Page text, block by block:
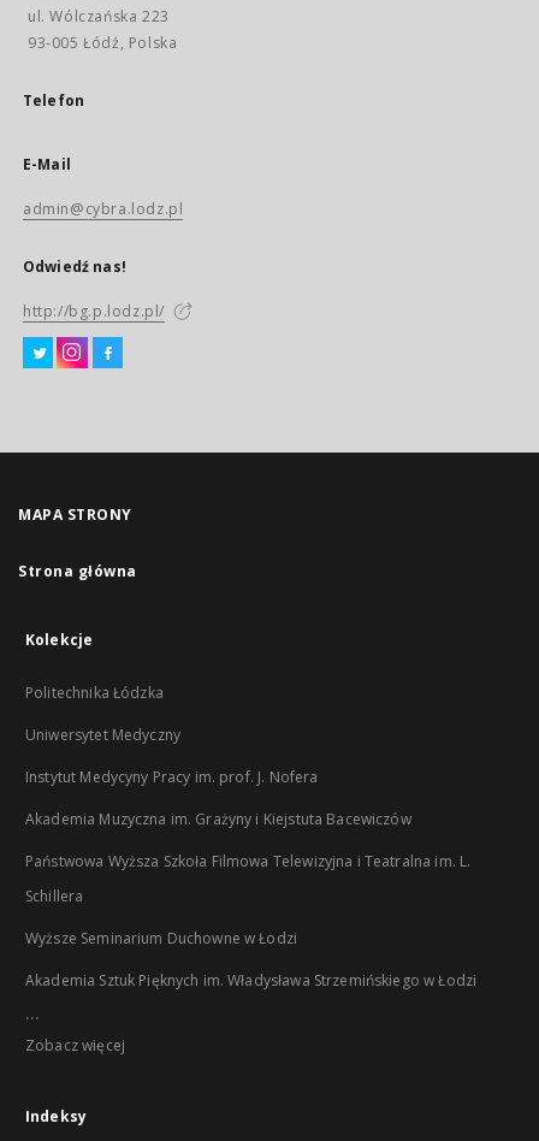
ul. Wólczańska 223
93-005 Łódź, Polska
Telefon
E-Mail
admin@cybra.lodz.pl
Odwiedź nas!
http://bg.p.lodz.pl/
MAPA STRONY
Strona główna
Kolekcje
Politechnika Łódzka
Uniwersytet Medyczny
Instytut Medycyny Pracy im. prof. J. Nofera
Akademia Muzyczna im. Grażyny i Kiejstuta Bacewiczów
Państwowa Wyższa Szkoła Filmowa Telewizyjna i Teatralna im. L.
Schillera
Wyższe Seminarium Duchowne w Łodzi
Akademia Sztuk Pięknych im. Władysława Strzemińskiego w Łodzi
...
Zobacz więcej
Indeksy